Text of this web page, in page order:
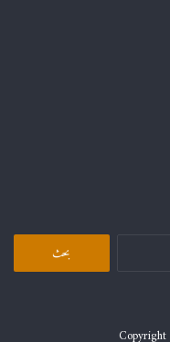
البحث